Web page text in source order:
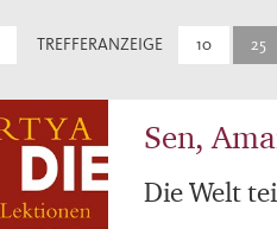
TREFFERANZEIGE 10 25
Sen,
Die Welt